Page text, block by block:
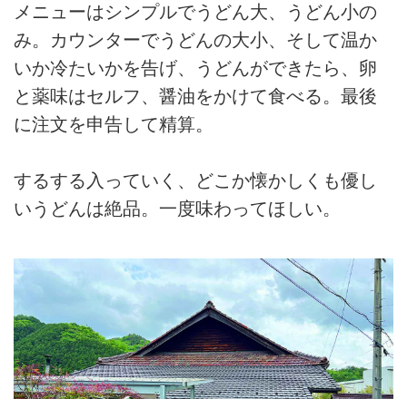
メニューはシンプルでうどん大、うどん小の
み。カウンターでうどんの大小、そして温か
いか冷たいかを告げ、うどんができたら、卵
と薬味はセルフ、醤油をかけて食べる。最後
に注文を申告して精算。
するする入っていく、どこか懐かしくも優し
いうどんは絶品。一度味わってほしい。